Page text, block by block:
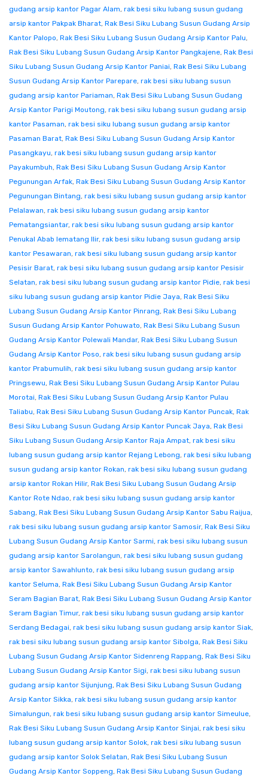
gudang arsip kantor Pagar Alam, rak besi siku lubang susun gudang
arsip kantor Pakpak Bharat, Rak Besi Siku Lubang Susun Gudang Arsip
Kantor Palopo, Rak Besi Siku Lubang Susun Gudang Arsip Kantor Palu,
Rak Besi Siku Lubang Susun Gudang Arsip Kantor Pangkajene, Rak Besi
Siku Lubang Susun Gudang Arsip Kantor Paniai, Rak Besi Siku Lubang
Susun Gudang Arsip Kantor Parepare, rak besi siku lubang susun
gudang arsip kantor Pariaman, Rak Besi Siku Lubang Susun Gudang
Arsip Kantor Parigi Moutong, rak besi siku lubang susun gudang arsip
kantor Pasaman, rak besi siku lubang susun gudang arsip kantor
Pasaman Barat, Rak Besi Siku Lubang Susun Gudang Arsip Kantor
Pasangkayu, rak besi siku lubang susun gudang arsip kantor
Payakumbuh, Rak Besi Siku Lubang Susun Gudang Arsip Kantor
Pegunungan Arfak, Rak Besi Siku Lubang Susun Gudang Arsip Kantor
Pegunungan Bintang, rak besi siku lubang susun gudang arsip kantor
Pelalawan, rak besi siku lubang susun gudang arsip kantor
Pematangsiantar, rak besi siku lubang susun gudang arsip kantor
Penukal Abab lematang Ilir, rak besi siku lubang susun gudang arsip
kantor Pesawaran, rak besi siku lubang susun gudang arsip kantor
Pesisir Barat, rak besi siku lubang susun gudang arsip kantor Pesisir
Selatan, rak besi siku lubang susun gudang arsip kantor Pidie, rak besi
siku lubang susun gudang arsip kantor Pidie Jaya, Rak Besi Siku
Lubang Susun Gudang Arsip Kantor Pinrang, Rak Besi Siku Lubang
Susun Gudang Arsip Kantor Pohuwato, Rak Besi Siku Lubang Susun
Gudang Arsip Kantor Polewali Mandar, Rak Besi Siku Lubang Susun
Gudang Arsip Kantor Poso, rak besi siku lubang susun gudang arsip
kantor Prabumulih, rak besi siku lubang susun gudang arsip kantor
Pringsewu, Rak Besi Siku Lubang Susun Gudang Arsip Kantor Pulau
Morotai, Rak Besi Siku Lubang Susun Gudang Arsip Kantor Pulau
Taliabu, Rak Besi Siku Lubang Susun Gudang Arsip Kantor Puncak, Rak
Besi Siku Lubang Susun Gudang Arsip Kantor Puncak Jaya, Rak Besi
Siku Lubang Susun Gudang Arsip Kantor Raja Ampat, rak besi siku
lubang susun gudang arsip kantor Rejang Lebong, rak besi siku lubang
susun gudang arsip kantor Rokan, rak besi siku lubang susun gudang
arsip kantor Rokan Hilir, Rak Besi Siku Lubang Susun Gudang Arsip
Kantor Rote Ndao, rak besi siku lubang susun gudang arsip kantor
Sabang, Rak Besi Siku Lubang Susun Gudang Arsip Kantor Sabu Raijua,
rak besi siku lubang susun gudang arsip kantor Samosir, Rak Besi Siku
Lubang Susun Gudang Arsip Kantor Sarmi, rak besi siku lubang susun
gudang arsip kantor Sarolangun, rak besi siku lubang susun gudang
arsip kantor Sawahlunto, rak besi siku lubang susun gudang arsip
kantor Seluma, Rak Besi Siku Lubang Susun Gudang Arsip Kantor
Seram Bagian Barat, Rak Besi Siku Lubang Susun Gudang Arsip Kantor
Seram Bagian Timur, rak besi siku lubang susun gudang arsip kantor
Serdang Bedagai, rak besi siku lubang susun gudang arsip kantor Siak,
rak besi siku lubang susun gudang arsip kantor Sibolga, Rak Besi Siku
Lubang Susun Gudang Arsip Kantor Sidenreng Rappang, Rak Besi Siku
Lubang Susun Gudang Arsip Kantor Sigi, rak besi siku lubang susun
gudang arsip kantor Sijunjung, Rak Besi Siku Lubang Susun Gudang
Arsip Kantor Sikka, rak besi siku lubang susun gudang arsip kantor
Simalungun, rak besi siku lubang susun gudang arsip kantor Simeulue,
Rak Besi Siku Lubang Susun Gudang Arsip Kantor Sinjai, rak besi siku
lubang susun gudang arsip kantor Solok, rak besi siku lubang susun
gudang arsip kantor Solok Selatan, Rak Besi Siku Lubang Susun
Gudang Arsip Kantor Soppeng, Rak Besi Siku Lubang Susun Gudang